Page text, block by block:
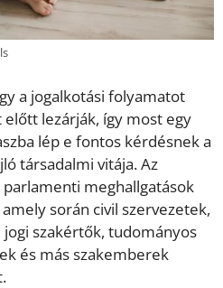
a jogalkotási folyamatot
lezárják, így most egy
lép e fontos kérdésnek a
társadalmi vitája. Az
meghallgatások
során civil szervezetek,
szakértők, tudományos
és más szakemberek